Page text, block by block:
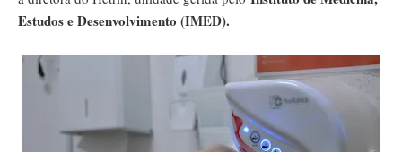
Estudos e Desenvolvimento (IMED).